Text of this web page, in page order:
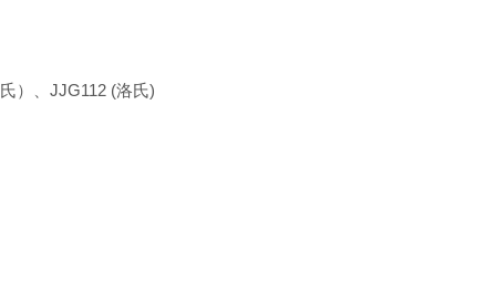
）、 JJG112 (洛氏)